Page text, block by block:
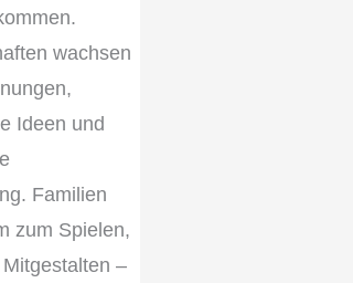
wachsen
Ideen und
Familien
zum Spielen,
–